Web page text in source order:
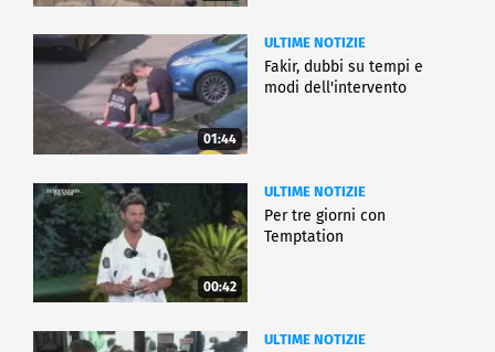
01:44
ULTIME NOTIZIE
Fakir, dubbi su tempi e
modi dell'intervento
00:42
ULTIME NOTIZIE
Per tre giorni con
Temptation
ULTIME NOTIZIE